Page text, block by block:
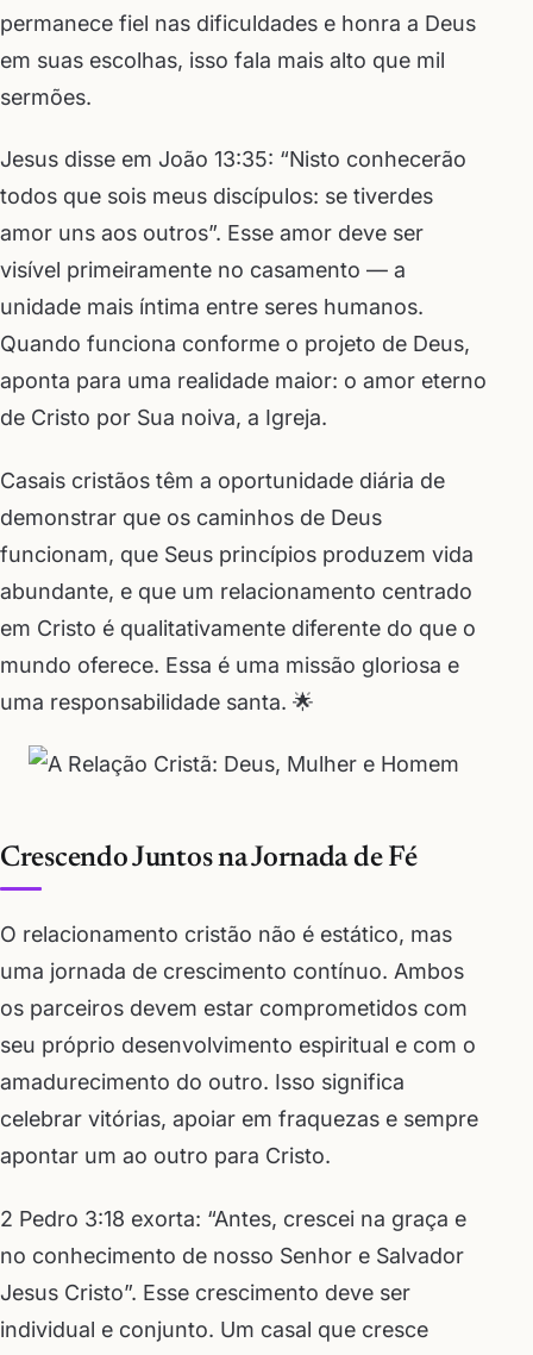
permanece fiel nas dificuldades e honra a Deus
em suas escolhas, isso fala mais alto que mil
sermões.
Jesus disse em João 13:35: “Nisto conhecerão
todos que sois meus discípulos: se tiverdes
amor uns aos outros”. Esse amor deve ser
visível primeiramente no casamento — a
unidade mais íntima entre seres humanos.
Quando funciona conforme o projeto de Deus,
aponta para uma realidade maior: o amor eterno
de Cristo por Sua noiva, a Igreja.
Casais cristãos têm a oportunidade diária de
demonstrar que os caminhos de Deus
funcionam, que Seus princípios produzem vida
abundante, e que um relacionamento centrado
em Cristo é qualitativamente diferente do que o
mundo oferece. Essa é uma missão gloriosa e
uma responsabilidade santa. 🌟
Crescendo Juntos na Jornada de Fé
O relacionamento cristão não é estático, mas
uma jornada de crescimento contínuo. Ambos
os parceiros devem estar comprometidos com
seu próprio desenvolvimento espiritual e com o
amadurecimento do outro. Isso significa
celebrar vitórias, apoiar em fraquezas e sempre
apontar um ao outro para Cristo.
2 Pedro 3:18 exorta: “Antes, crescei na graça e
no conhecimento de nosso Senhor e Salvador
Jesus Cristo”. Esse crescimento deve ser
individual e conjunto. Um casal que cresce